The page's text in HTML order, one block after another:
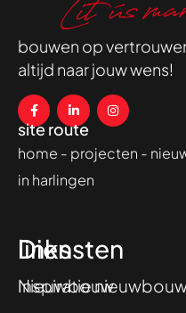
bouwen op
altijd naar jouw wens!
site route
home - projecten -
in harlingen
Diensten
Nieuwbouw
links
Inspiratie